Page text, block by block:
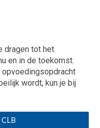
dragen tot het
en in de toekomst.
opvoedingsopdracht
wordt, kun je bij